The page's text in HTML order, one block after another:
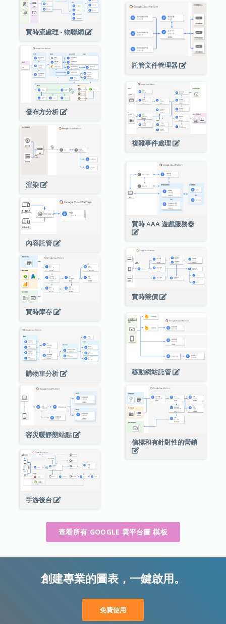
實時流處理 - 物聯網
託管文件管理器
發布方分析
複雜事件處理
渲染
實時 AAA 遊戲服務器
內容託管
實時競價
實時庫存
移動網站託管
購物車分析
容災暖靜態站點
信標和有針對性的營銷
手游後台
查看所有 GOOGLE 雲平台圖 模板
創建專業的圖表，一鍵啟用。
免費使用